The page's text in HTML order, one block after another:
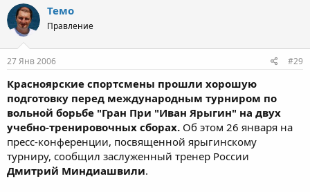
Темо
Правление
27 Янв 2006 #29
Красноярские спортсмены прошли хорошую
подготовку перед международным турниром по
вольной борьбе "Гран При "Иван Ярыгин" на двух
учебно-тренировочных сборах. Об этом 26 января на
пресс-конференции, посвященной ярыгинскому
турниру, сообщил заслуженный тренер России
Дмитрий Миндиашвили.